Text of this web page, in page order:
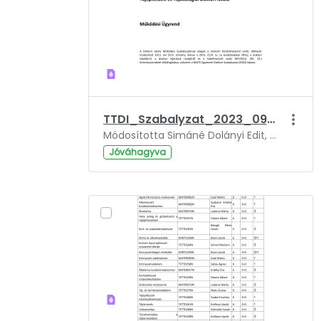
TTDI_Szabalyzat_2023_09_29.pdf
Módosította Simáné Dolányi Edit, ennyi ideje: 2 év.
Jóváhagyva